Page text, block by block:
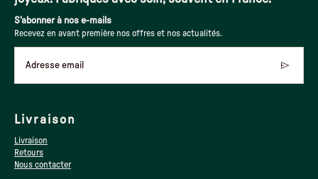
S'abonner à nos e-mails
Recevez en avant première nos offres et nos actualités.
Adresse email
Livraison
Livraison
Retours
Nous contacter